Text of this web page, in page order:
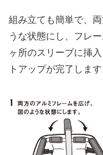
組み立ても簡単で、
うな状態にし、フレ
ヶ所のスリーブに挿
トアップが完了します